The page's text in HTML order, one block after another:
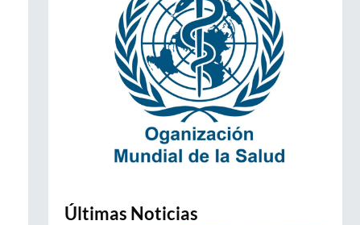
Últimas Noticias